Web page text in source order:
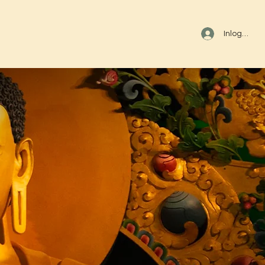
Inloggen